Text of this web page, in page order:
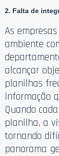
2. Falta de
As
ambiente
alcançar
planilhas
informação
Quando
planilha, a
tornando
panorama